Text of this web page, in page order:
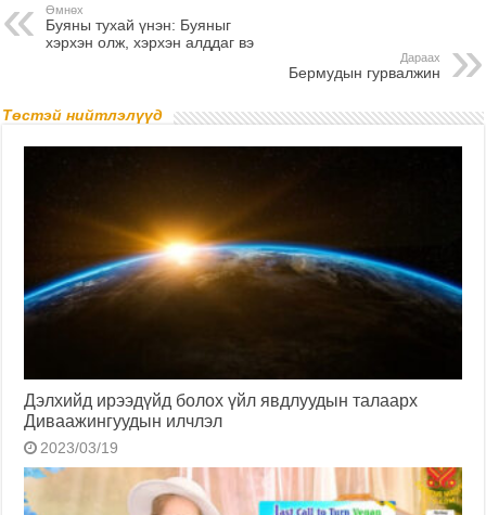
Өмнөх
Буяны тухай үнэн: Буяныг
хэрхэн олж, хэрхэн алддаг вэ
Дараах
Бермудын гурвалжин
Төстэй нийтлэлүүд
Дэлхийд ирээдүйд болох үйл явдлуудын талаарх
Диваажингуудын илчлэл
2023/03/19